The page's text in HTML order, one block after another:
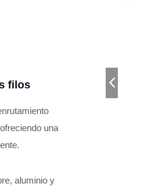
filos
una
aluminio y